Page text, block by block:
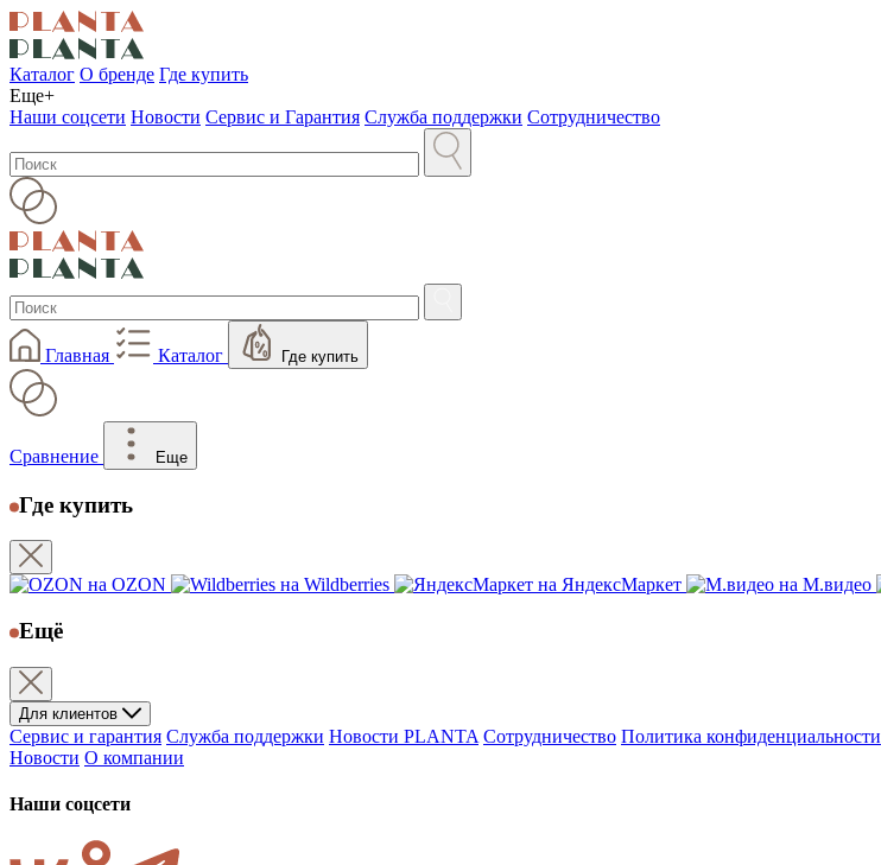
Каталог О бренде Где купить
Еще+
Наши соцсети Новости Сервис и Гарантия Служба поддержки Сотрудничество
Главная Каталог Где купить
Сравнение Еще
Где купить
на OZON на Wildberries на ЯндексМаркет на М.видео
Ещё
Для клиентов
Сервис и гарантия Служба поддержки Новости PLANTA Сотрудничество Политика конфиденциальности
Новости О компании
Наши соцсети